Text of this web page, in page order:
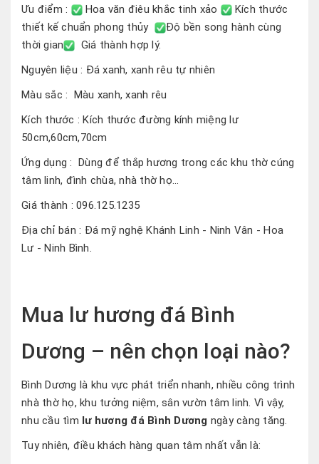
Ưu điểm :
Hoa văn điêu khắc tinh xảo
Kích thước
thiết kế chuẩn phong thủy
Độ bền song hành cùng
thời gian
Giá thành hợp lý.
Nguyên liệu : Đá xanh, xanh rêu tự nhiên
Màu sắc : Màu xanh, xanh rêu
Kích thước : Kích thước đường kính miệng lư
50cm,60cm,70cm
Ứng dụng : Dùng để thắp hương trong các khu thờ cúng
tâm linh, đình chùa, nhà thờ họ...
Giá thành : 096.125.1235
Địa chỉ bán : Đá mỹ nghệ Khánh Linh - Ninh Vân - Hoa
Lư - Ninh Bình.
Mua lư hương đá Bình
Dương – nên chọn loại nào?
Bình Dương là khu vực phát triển nhanh, nhiều công trình
nhà thờ họ, khu tưởng niệm, sân vườn tâm linh. Vì vậy,
nhu cầu tìm lư hương đá Bình Dương ngày càng tăng.
Tuy nhiên, điều khách hàng quan tâm nhất vẫn là: